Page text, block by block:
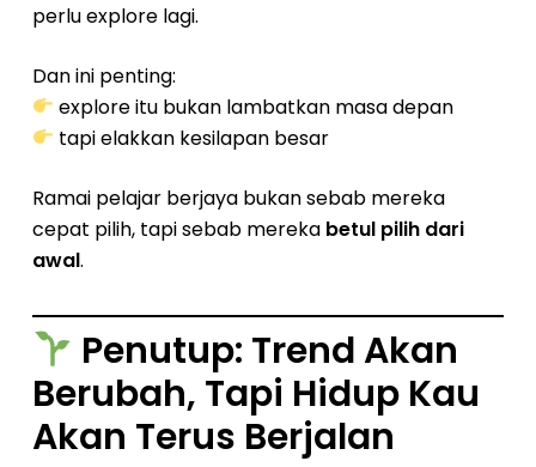
perlu explore lagi.
Dan ini penting:
explore itu bukan lambatkan masa depan
tapi elakkan kesilapan besar
Ramai pelajar berjaya bukan sebab mereka
cepat pilih, tapi sebab mereka betul pilih dari
awal.
Penutup: Trend Akan
Berubah, Tapi Hidup Kau
Akan Terus Berjalan